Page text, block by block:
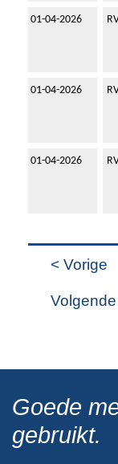
01-04-2026
01-04-2026
01-04-2026
< Vorige
Goede
gebruikt.